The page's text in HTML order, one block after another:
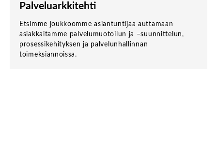
Palveluarkkitehti
Etsimme joukkoomme asiantuntijaa auttamaan
asiakkaitamme palvelumuotoilun ja –suunnittelun,
prosessikehityksen ja palvelunhallinnan
toimeksiannoissa.